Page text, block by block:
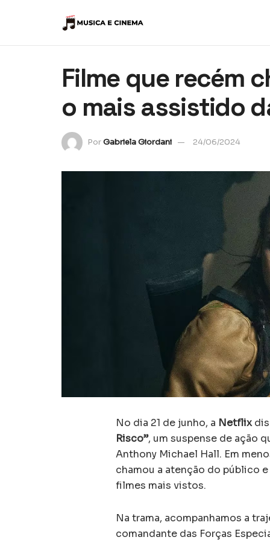
Filme que recém
o mais assistido
PorGabriela Giordani 24/06/2024
No dia 21 de junho, a Netflix
Risco”, um suspense de ação
Anthony Michael Hall. Em
chamou a atenção do público
filmes mais vistos.
Na trama, acompanhamos a
comandante das Forças